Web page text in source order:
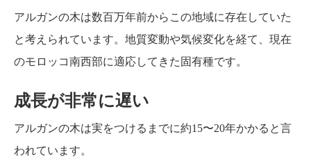
アルガンの木は数百万年前からこの地域に存在していた
と考えられています。地質変動や気候変化を経て、現在
のモロッコ南西部に適応してきた固有種です。
成長が非常に遅い
アルガンの木は実をつけるまでに約15〜20年かかると言
われています。